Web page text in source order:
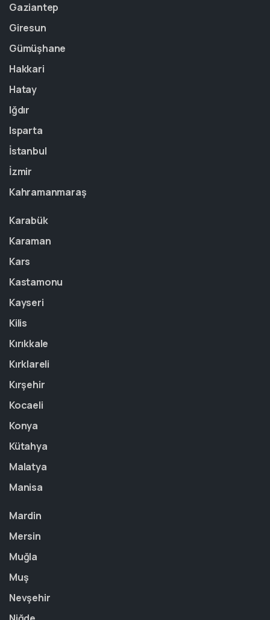
Gaziantep
Giresun
Gümüşhane
Hakkari
Hatay
Iğdır
Isparta
İstanbul
İzmir
Kahramanmaraş
Karabük
Karaman
Kars
Kastamonu
Kayseri
Kilis
Kırıkkale
Kırklareli
Kırşehir
Kocaeli
Konya
Kütahya
Malatya
Manisa
Mardin
Mersin
Muğla
Muş
Nevşehir